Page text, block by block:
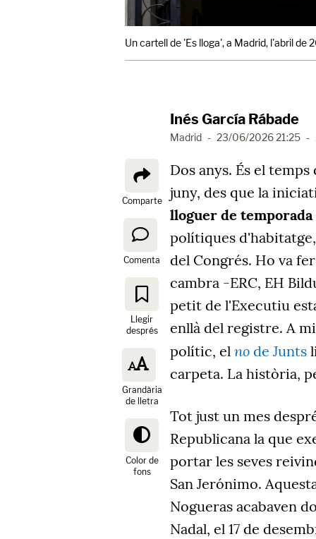
Un cartell de 'Es lloga', a Madrid, l'abril de
Inés García Rábade
Madrid - 23/06/2026 21:25 -
Comparte
Comenta
Llegir
després
Grandària
de lletra
Color de
fons
Dos anys. És el
juny, des que la
lloguer de
polítiques
del Congrés. Ho va
cambra -ERC, EH
petit de l'Executiu
enllà del registre. A
polític, el no de Junts
carpeta. La història,
Tot just un mes
Republicana la que
portar les seves
San Jerónimo.
Nogueras acabaven
Nadal, el 17 de